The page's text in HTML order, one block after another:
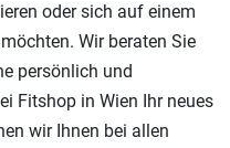
oder sich auf einem
Wir beraten Sie
persönlich und
Fitshop in Wien Ihr neues
wir Ihnen bei allen